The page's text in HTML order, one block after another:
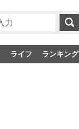
ライフ ランキング